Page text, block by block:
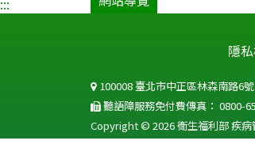
:::
隱
100008 臺北市中正區林森南路6號
聽語障服務免付費傳真： 0800-
Copyright © 2026 衛生福利部 疾